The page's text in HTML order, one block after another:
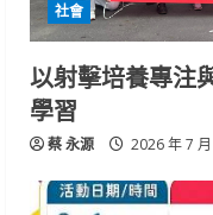
社會
以射擊培養專
學習
蔡 永源 2026 年 7